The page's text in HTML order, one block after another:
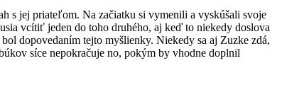
s jej priateľom. Na začiatku si vymenili a vyskúšali svoje
vcítiť jeden do toho druhého, aj keď to niekedy doslova
bol dopovedaním tejto myšlienky. Niekedy sa aj Zuzke zdá,
síce nepokračuje no, pokým by vhodne doplnil